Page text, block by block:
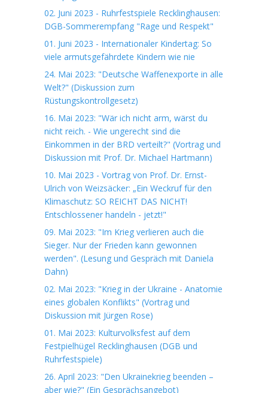
02. Juni 2023 - Ruhrfestspiele Recklinghausen:
DGB-Sommerempfang "Rage und Respekt"
01. Juni 2023 - Internationaler Kindertag: So
viele armutsgefährdete Kindern wie nie
24. Mai 2023: "Deutsche Waffenexporte in alle
Welt?" (Diskussion zum
Rüstungskontrollgesetz)
16. Mai 2023: "Wär ich nicht arm, wärst du
nicht reich. - Wie ungerecht sind die
Einkommen in der BRD verteilt?" (Vortrag und
Diskussion mit Prof. Dr. Michael Hartmann)
10. Mai 2023 - Vortrag von Prof. Dr. Ernst-
Ulrich von Weizsäcker: „Ein Weckruf für den
Klimaschutz: SO REICHT DAS NICHT!
Entschlossener handeln - jetzt!"
09. Mai 2023: "Im Krieg verlieren auch die
Sieger. Nur der Frieden kann gewonnen
werden". (Lesung und Gespräch mit Daniela
Dahn)
02. Mai 2023: "Krieg in der Ukraine - Anatomie
eines globalen Konflikts" (Vortrag und
Diskussion mit Jürgen Rose)
01. Mai 2023: Kulturvolksfest auf dem
Festpielhügel Recklinghausen (DGB und
Ruhrfestspiele)
26. April 2023: "Den Ukrainekrieg beenden –
aber wie?" (Ein Gesprächsangebot)